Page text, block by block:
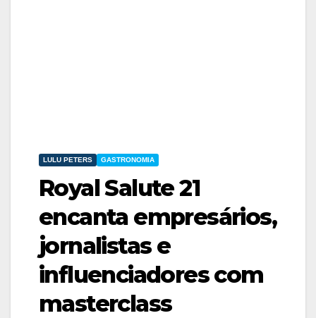
LULU PETERS GASTRONOMIA
Royal Salute 21
encanta empresários,
jornalistas e
influenciadores com
masterclass